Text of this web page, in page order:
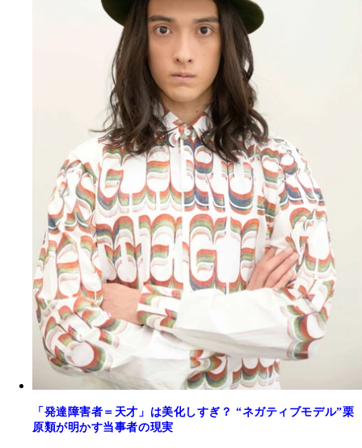
「発達障害者＝天才」は美化しすぎ？ “ネガティブモデル”栗
原類が明かす当事者の現実